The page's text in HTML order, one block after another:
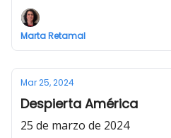
Marta Retamal
Mar 25, 2024
Despierta América
25 de marzo de 2024